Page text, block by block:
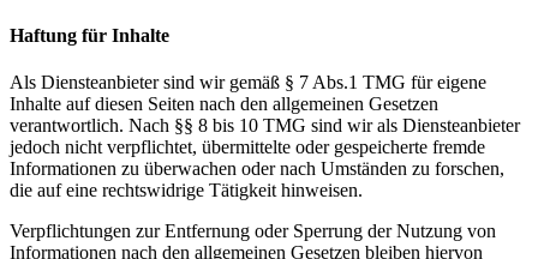
Haftung für Inhalte
Als Diensteanbieter sind wir gemäß § 7 Abs.1 TMG für eigene
Inhalte auf diesen Seiten nach den allgemeinen Gesetzen
verantwortlich. Nach §§ 8 bis 10 TMG sind wir als Diensteanbieter
jedoch nicht verpflichtet, übermittelte oder gespeicherte fremde
Informationen zu überwachen oder nach Umständen zu forschen,
die auf eine rechtswidrige Tätigkeit hinweisen.
Verpflichtungen zur Entfernung oder Sperrung der Nutzung von
Informationen nach den allgemeinen Gesetzen bleiben hiervon